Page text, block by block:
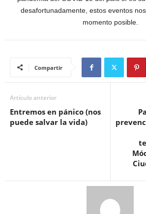
desafortunadamente, estos eventos
momento posible.
Compartir
Artículo anterior
Entremos en pánico (nos
puede salvar la vida)